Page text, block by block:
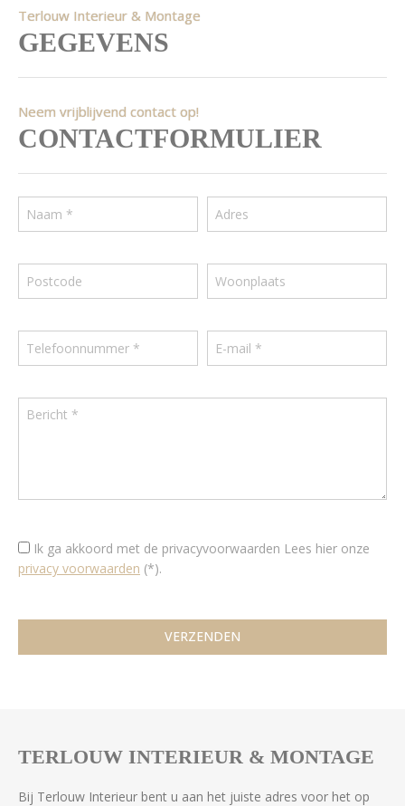
Terlouw Interieur & Montage
GEGEVENS
Neem vrijblijvend contact op!
CONTACTFORMULIER
Ik ga akkoord met de privacyvoorwaarden Lees hier onze
privacy voorwaarden (*).
TERLOUW INTERIEUR & MONTAGE
Bij Terlouw Interieur bent u aan het juiste adres voor het op